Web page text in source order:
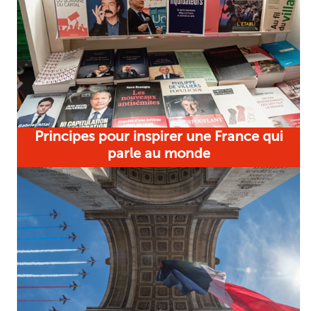
Principes pour inspirer une France qui
parle au monde